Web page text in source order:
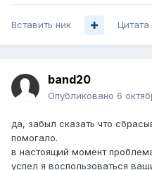
Вставить ник Цитата
band20
Опубликовано 6
да, забыл сказать что
помогало.
в настоящий момент
успел я воспользоваться